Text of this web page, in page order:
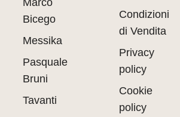
Marco
Bicego
Messika
Pasquale
Bruni
Tavanti
Condizioni
di Vendita
Privacy
policy
Cookie
policy